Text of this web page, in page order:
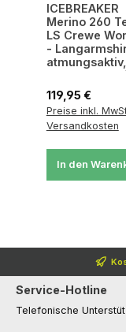
ICEBREAKER
Merino 260
LS Crewe
-
atmungsaktiv,
Regulärer Preis:
119,95 €
Preise inkl.
Versandkosten
In den
Service-Hotline
Telefonische